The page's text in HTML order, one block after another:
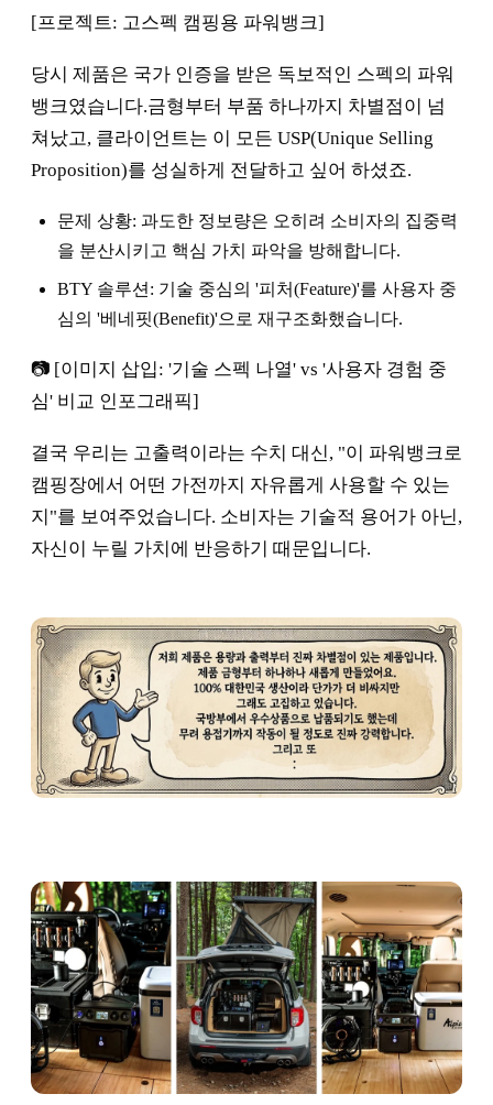
[프로젝트: 고스펙 캠핑용 파워뱅크]
당시 제품은 국가 인증을 받은 독보적인 스펙의 파워
뱅크였습니다.금형부터 부품 하나까지 차별점이 넘
쳐났고, 클라이언트는 이 모든 USP(Unique Selling
Proposition)를 성실하게 전달하고 싶어 하셨죠.
문제 상황: 과도한 정보량은 오히려 소비자의 집중력
을 분산시키고 핵심 가치 파악을 방해합니다.
BTY 솔루션: 기술 중심의 '피처(Feature)'를 사용자 중
심의 '베네핏(Benefit)'으로 재구조화했습니다.
📷 [이미지 삽입: '기술 스펙 나열' vs '사용자 경험 중
심' 비교 인포그래픽]
결국 우리는 고출력이라는 수치 대신, "이 파워뱅크로
캠핑장에서 어떤 가전까지 자유롭게 사용할 수 있는
지"를 보여주었습니다. 소비자는 기술적 용어가 아닌,
자신이 누릴 가치에 반응하기 때문입니다.